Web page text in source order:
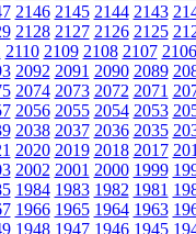
2146 2145 2144 2143
2128 2127 2126 2125
2110 2109 2108 2107 2106
2092 2091 2090 2089
2074 2073 2072 2071
2056 2055 2054 2053
2038 2037 2036 2035
2020 2019 2018 2017
2002 2001 2000 1999
1984 1983 1982 1981
1966 1965 1964 1963
1948 1947 1946 1945